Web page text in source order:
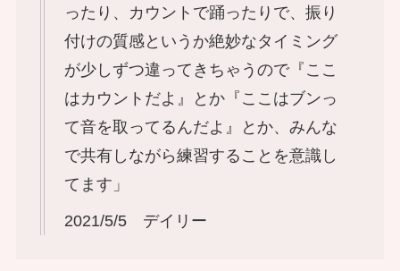
ったり、カウントで踊ったりで、振り
付けの質感というか絶妙なタイミング
が少しずつ違ってきちゃうので『ここ
はカウントだよ』とか『ここはブンっ
て音を取ってるんだよ』とか、みんな
で共有しながら練習することを意識し
てます」
2021/5/5 デイリー